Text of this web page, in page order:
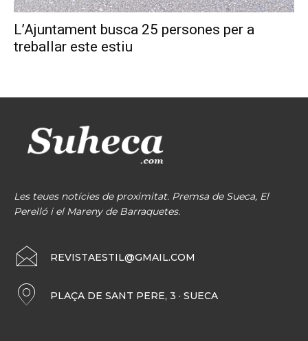
L’Ajuntament busca 25 persones per a
treballar este estiu
Les teues notícies de proximitat. Premsa de Sueca, El
Perelló i el Mareny de Barraquetes.
REVISTAESTIL@GMAIL.COM
PLAÇA DE SANT PERE, 3 · SUECA